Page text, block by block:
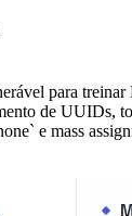
para
de UUIDs,
e mass